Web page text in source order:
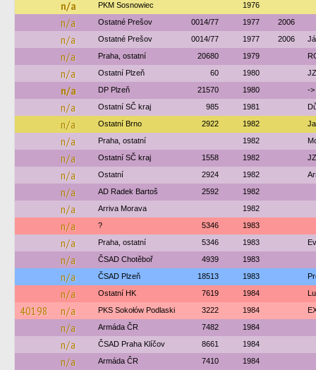
n/a PKM Sosnowiec 1976
n/a Ostatné Prešov 0014/77 1977 2006
n/a Ostatné Prešov 0014/77 1977 2006
n/a Praha, ostatní 20680 1979
n/a Ostatní Plzeň 60 1980
n/a DP Plzeň 21570 1980 ->
n/a Ostatní SČ kraj 985 1981
n/a Ostatní Brno 2922 1982
n/a Praha, ostatní 1982
n/a Ostatní SČ kraj 1558 1982
n/a Ostatní 2924 1982
n/a AD Radek Bartoš 2592 1982
n/a Arriva Morava 1982
n/a ? 5346 1983
n/a Praha, ostatní 5346 1983
n/a ČSAD Chotěboř 4939 1983
n/a ČSAD Plzeň 18513 1983
n/a Ostatní HK 7619 1984
40198 n/a PKS Sokołów Podlaski 3222 1984
n/a Armáda ČR 7482 1984
n/a ČSAD Praha Klíčov 8661 1984
n/a Armáda ČR 7410 1984